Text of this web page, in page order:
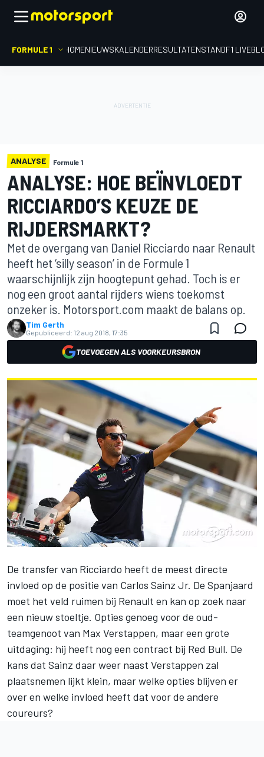
FORMULE 1 HOMENIEUWSKALENDERRESULTATENSTANDF1
ANALYSE Formule 1
ANALYSE: HOE BEÏNVLOEDT
RICCIARDO’S KEUZE DE
RIJDERSMARKT?
Met de overgang van Daniel Ricciardo naar Renault
heeft het ‘silly season’ in de Formule 1
waarschijnlijk zijn hoogtepunt gehad. Toch is er
nog een groot aantal rijders wiens toekomst
onzeker is. Motorsport.com maakt de balans op.
Tim Gerth
Gepubliceerd: 12 aug 2018, 17:35
TOEVOEGEN ALS VOORKEURSBRON
De transfer van Ricciardo heeft de meest directe
invloed op de positie van Carlos Sainz Jr. De Spanjaard
moet het veld ruimen bij Renault en kan op zoek naar
een nieuw stoeltje. Opties genoeg voor de oud-
teamgenoot van Max Verstappen, maar een grote
uitdaging: hij heeft nog een contract bij Red Bull. De
kans dat Sainz daar weer naast Verstappen zal
plaatsnemen lijkt klein, maar welke opties blijven er
over en welke invloed heeft dat voor de andere
coureurs?